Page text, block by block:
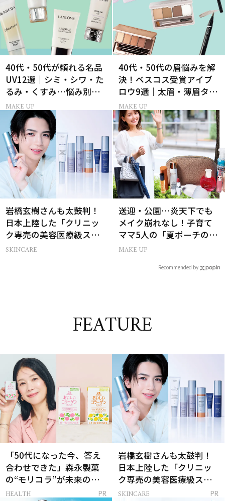
40代・50代が頼れる名品
UV12選｜シミ・シワ・た
るみ・くすみ…悩み別ベ
スコス受賞の日焼け止め
MAKE UP
40代・50代の眉悩みを解
決！ベスコス受賞アイブ
ロウ9選｜太眉・薄眉タイ
プ別の描き方
MAKE UP
岩橋玄樹さんも太鼓判！
日本上陸した「クリニッ
ク専売の美容医療級スキ
ンケア」
SKINCARE
送迎・公園…炎天下でも
メイク崩れなし！子育て
ママ5人の「夏ポーチの中
身」
MAKE UP
Recommended by
FEATURE
「50代になった今、答え
合わせできた」森永製菓
の“モリコラ”が未来のキ
レイを連れてくる！
HEALTH PR
岩橋玄樹さんも太鼓判！
日本上陸した「クリニッ
ク専売の美容医療級スキ
ンケア」
SKINCARE PR